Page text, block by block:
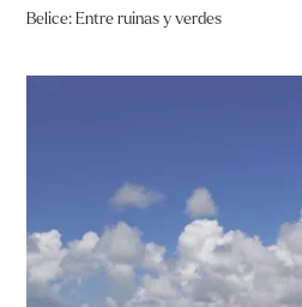
Belice: Entre ruinas y verdes